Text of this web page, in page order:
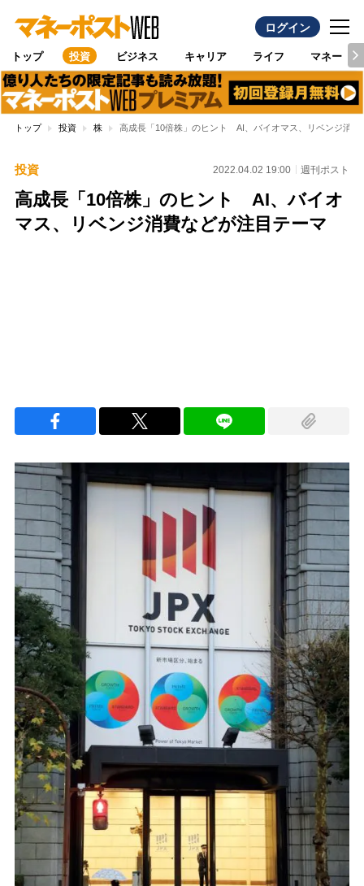
ログイン
トップ 投資 ビジネス キャリア ライフ マネー
トップ 投資 株 高成長「10倍株」のヒント AI、バイオマス、リベンジ消費
投資 2022.04.02 19:00 週刊ポスト
高成長「10倍株」のヒント AI、バイオ
マス、リベンジ消費などが注目テーマ